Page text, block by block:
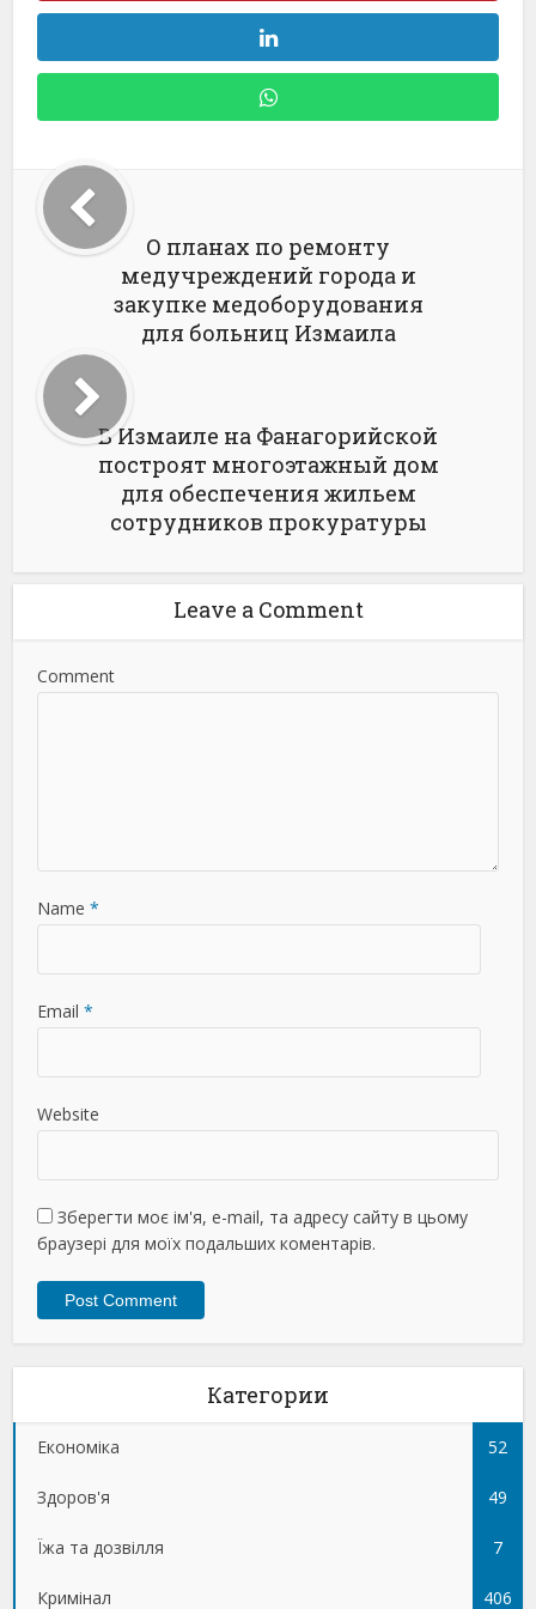
О планах по ремонту
медучреждений города и
закупке медоборудования
для больниц Измаила
В Измаиле на Фанагорийской
построят многоэтажный дом
для обеспечения жильем
сотрудников прокуратуры
Leave a Comment
Comment
Name *
Email *
Website
Зберегти моє ім'я, e-mail, та адресу сайту в цьому
браузері для моїх подальших коментарів.
Категории
Економіка 52
Здоров'я 49
Їжа та дозвілля 7
Кримінал 406